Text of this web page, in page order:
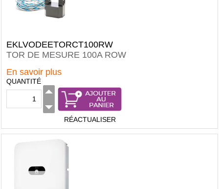
EKLVODEETORCT100RW
TOR DE MESURE 100A ROW
En savoir plus
QUANTITÉ
RÉACTUALISER